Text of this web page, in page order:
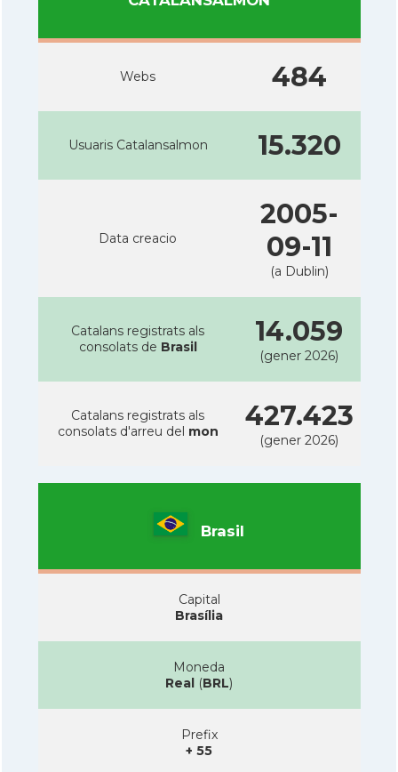
Webs 484
Usuaris Catalansalmon 15.320
Data creacio
2005-
09-11
(a Dublin)
Catalans registrats als
consolats de Brasil 14.059
(gener 2026)
Catalans registrats als
consolats d'arreu del mon 427.423
(gener 2026)
Brasil
Capital
Brasília
Moneda
Real (BRL)
Prefix
+ 55